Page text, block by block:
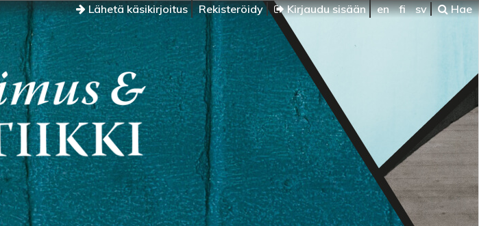
Lähetä käsikirjoitus Rekisteröidy Kirjaudu sisään en fi sv Hae